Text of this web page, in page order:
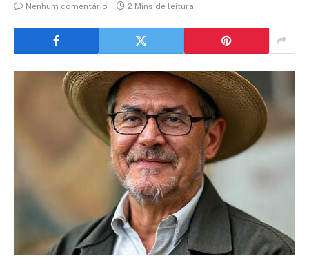
Nenhum comentário 2 Mins de leitura